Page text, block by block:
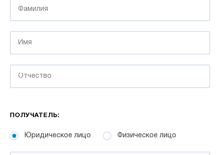
ПОЛУЧАТЕЛЬ:
Юридическое лицо Физическое лицо